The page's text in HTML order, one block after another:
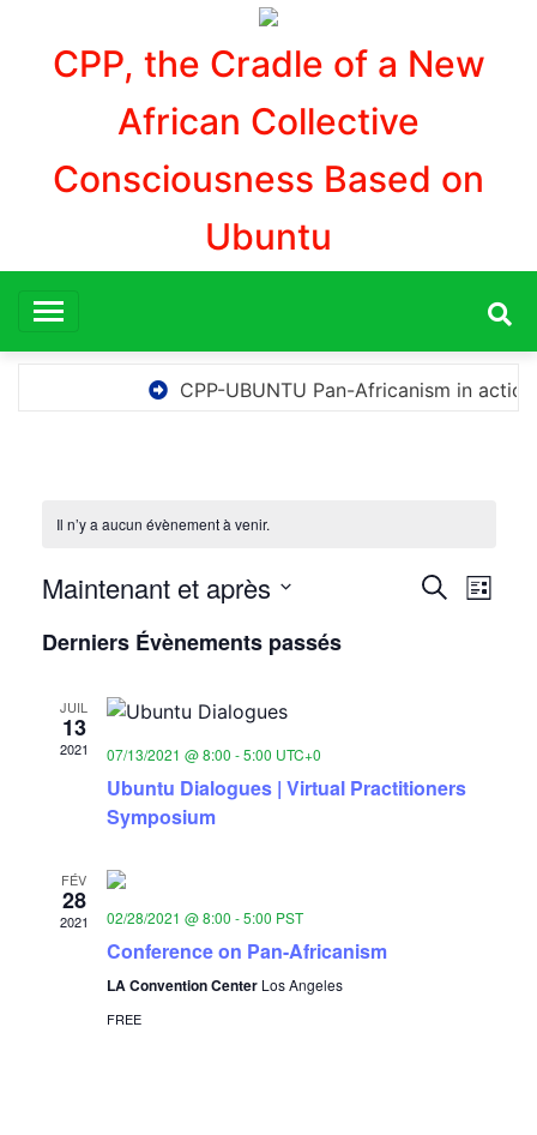
contentCPP, the Cradle of a New
African Collective
Consciousness Based on
Ubuntu
CPP-UBUNTU Pan-Africanism in action
Il n’y a aucun évènement à venir.
vues
Recherche
Liste
Maintenant et après
une
Derniers Évènements passés
JUIL
13
2021 07/13/2021 @ 8:00 -5:00 UTC+0
Ubuntu Dialogues | Virtual Practitioners
Symposium
FÉV
28
2021 02/28/2021 @ 8:00 -5:00 PST
Conference on Pan-Africanism
LA Convention Center Los Angeles
FREE